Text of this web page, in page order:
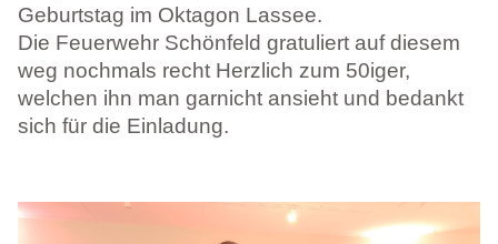
Geburtstag im Oktagon Lassee.
Die Feuerwehr Schönfeld gratuliert auf diesem
weg nochmals recht Herzlich zum 50iger,
welchen ihn man garnicht ansieht und bedankt
sich für die Einladung.